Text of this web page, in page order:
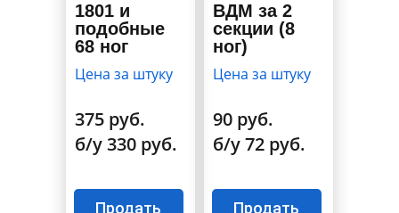
1801 и
подобные
68 ног
Цена за штуку
375 руб.
б/у 330 руб.
Продать
ВДМ за 2
секции (8
ног)
Цена за штуку
90 руб.
б/у 72 руб.
Продать